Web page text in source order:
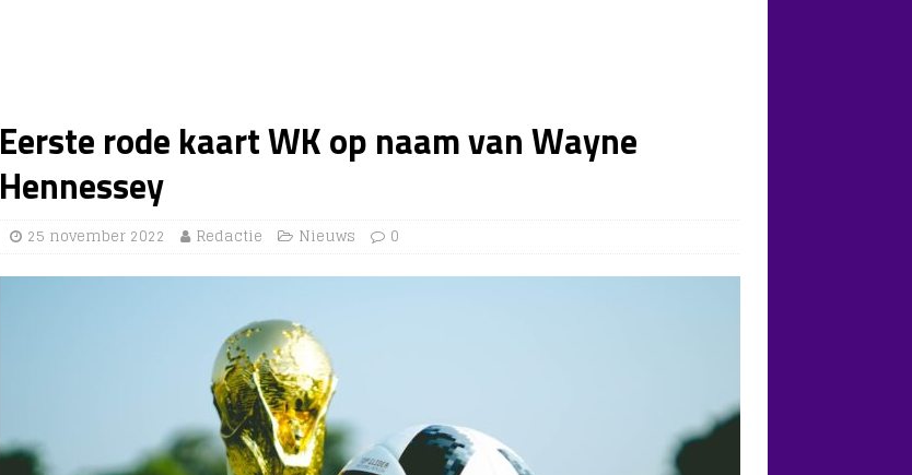
Eerste rode kaart WK op naam van Wayne
Hennessey
25 november 2022 Redactie Nieuws 0